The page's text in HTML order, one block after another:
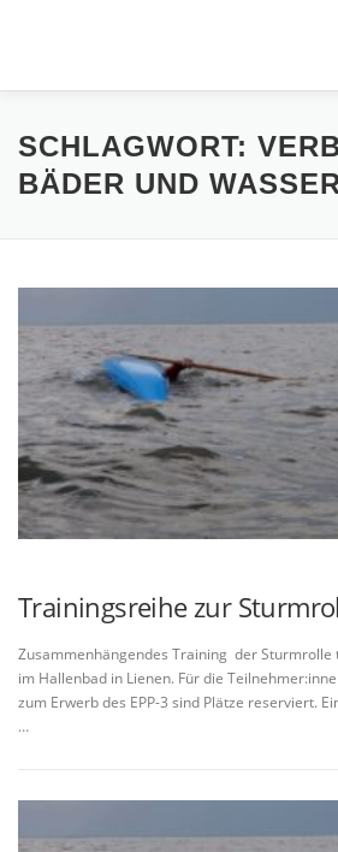
HOME ÜBER UNS
SCHLAGWORT:
BÄDER UND
Trainingsreihe zur
Zusammenhängendes Training der Sturmrolle
im Hallenbad in Lienen. Für die
zum Erwerb des EPP-3 sind Plätze reserviert.
…